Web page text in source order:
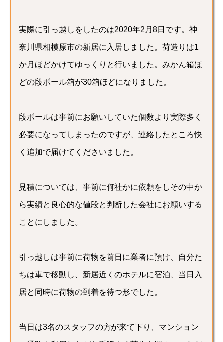
実際に引っ越しをしたのは2020年2月8日です。神
奈川県相模原市の新居に入居しました。荷造りは1
か月ほどかけてゆっくりと行いました。みかん箱ほ
どの段ボール箱が30箱ほどになりました。
段ボールは事前にお願いしていた個数より実際多く
必要になってしまったのですが、連絡したところ快
く追加で届けてくださいました。
見積については、事前に何社かに依頼をしその中か
ら実績と良心的な値段と判断した会社にお願いする
ことにしました。
引っ越しは事前に荷物を前日に業者に預け、自分た
ちは車で移動し、新居近くのホテルに宿泊、当日入
居と同時に荷物の到着を待つ形でした。
当日は3名のスタッフの方が来て下り、マンション